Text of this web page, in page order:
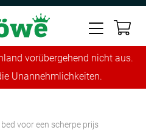
vorübergehend nicht aus.
Unannehmlichkeiten.
voor een scherpe prijs